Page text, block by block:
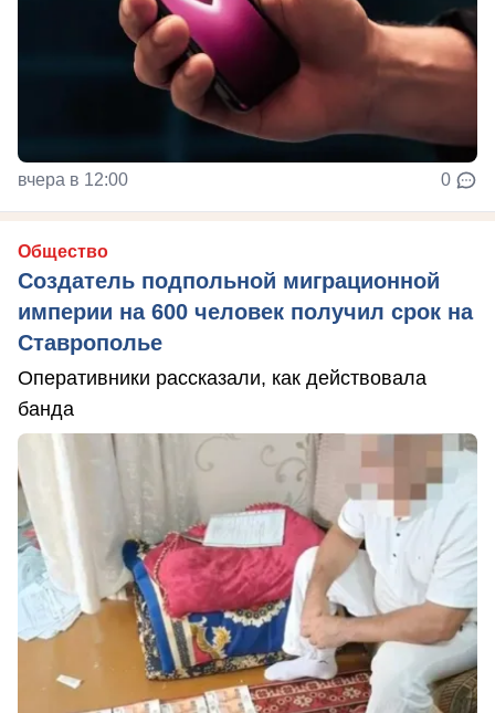
вчера в 12:00 0
Общество
Создатель подпольной миграционной
империи на 600 человек получил срок на
Ставрополье
Оперативники рассказали, как действовала
банда